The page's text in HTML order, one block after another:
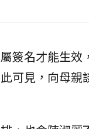
簽名才能生效
可見，向母親